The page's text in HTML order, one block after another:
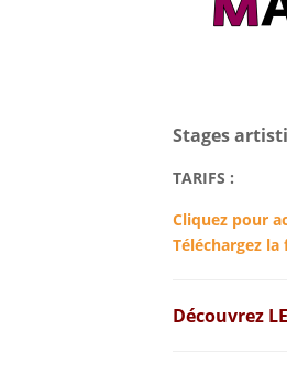
Stages
TARIFS :
Cliquez pour
Téléchargez
Découvrez